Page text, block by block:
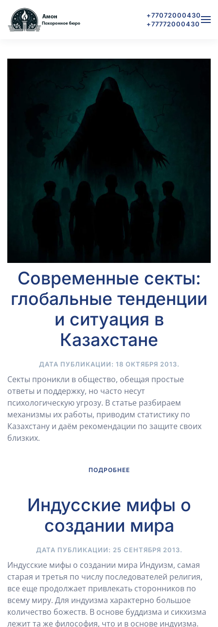
Skip to main content
+77072000430
+77772000430
Современные секты:
глобальные тенденции
и ситуация в
Казахстане
ДАТА ПУБЛИКАЦИИ: 18 ОКТЯБРЯ 2013.
Секты проникли в общество, обещая простые
ответы и поддержку, но часто несут
психологическую угрозу. В статье разбираем
механизмы их работы, приводим статистику по
Казахстану и даём рекомендации по защите своих
близких.
ПОДРОБНЕЕ
Индусские мифы о
создании мира
ДАТА ПУБЛИКАЦИИ: 25 СЕНТЯБРЯ 2013.
Индусские мифы о создании мира Индуизм, самая
старая и третья по числу последователей религия,
все еще продолжает привлекать сторонников по
всему миру. Для индуизма характерно большое
количество божеств. В основе буддизма и сикхизма
лежит та же философия, что и в основе индуизма.